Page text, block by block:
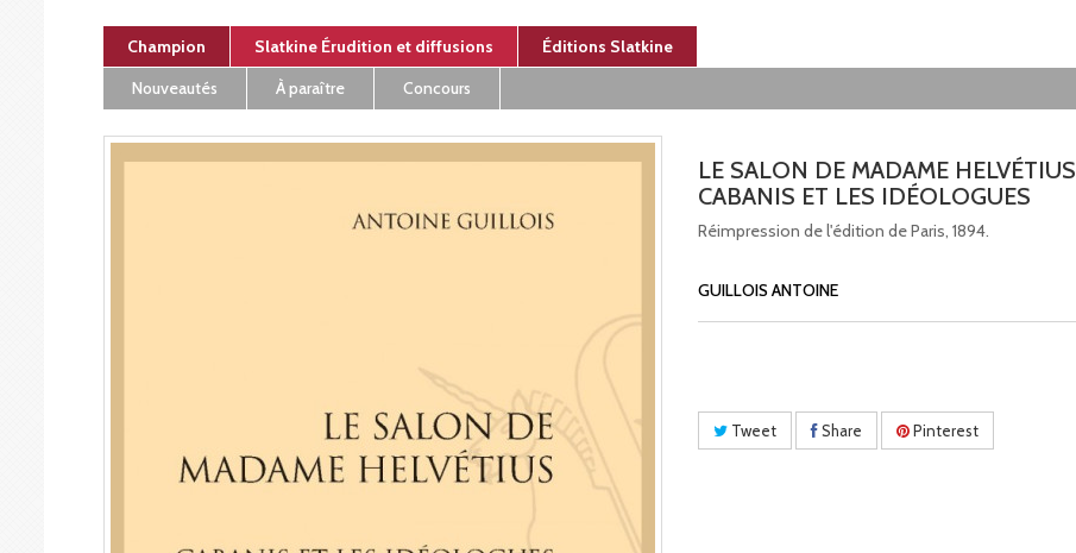
Champion Slatkine Érudition et diffusions Éditions Slatkine
Nouveautés
À paraître Concours
LE SALON DE MADAME HELVÉTIUS
CABANIS ET LES IDÉOLOGUES
Réimpression de l'édition de Paris, 1894.
GUILLOIS ANTOINE
Tweet Share Pinterest